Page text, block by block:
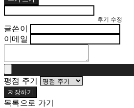
후기 수정
글쓴이
이메일
평점 주기
저장하기
목록으로 가기